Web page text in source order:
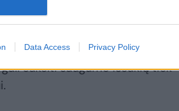
Data Access Privacy Policy
sukelti saugumo iššūkių tiek